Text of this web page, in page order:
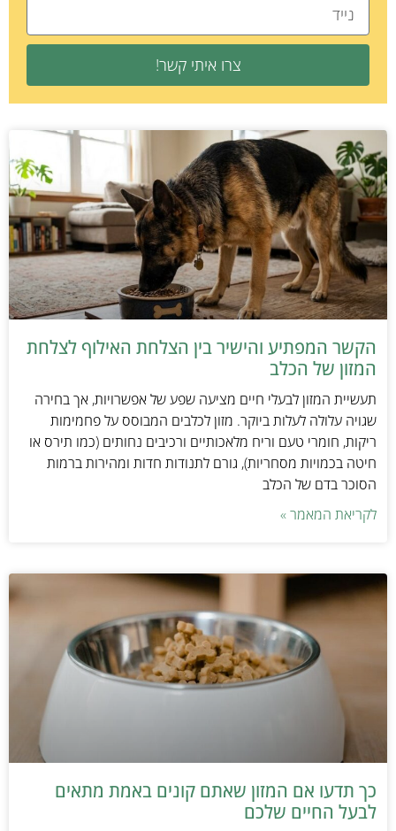
צרו איתי קשר!
הקשר המפתיע והישיר בין הצלחת האילוף לצלחת
המזון של הכלב
תעשיית המזון לבעלי חיים מציעה שפע של אפשרויות, אך בחירה
שגויה עלולה לעלות ביוקר. מזון לכלבים המבוסס על פחמימות
ריקות, חומרי טעם וריח מלאכותיים ורכיבים נחותים (כמו תירס או
חיטה בכמויות מסחריות), גורם לתנודות חדות ומהירות ברמות
הסוכר בדם של הכלב
לקריאת המאמר »
כך תדעו אם המזון שאתם קונים באמת מתאים
לבעל החיים שלכם